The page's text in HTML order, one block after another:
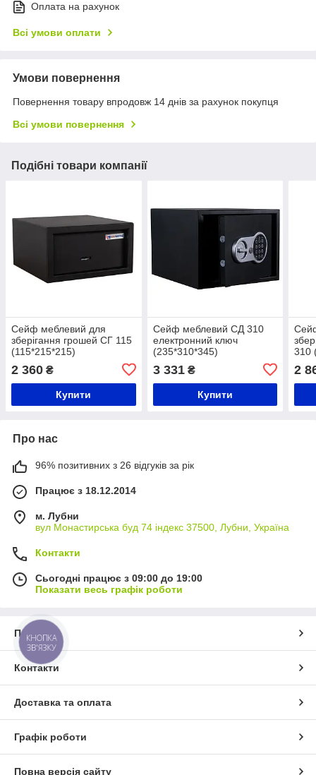
Оплата на рахунок
Всі умови оплати
Умови повернення
Повернення товару впродовж 14 днів за рахунок покупця
Всі умови повернення
Подібні товари компанії
Сейф меблевий для
зберігання грошей СГ 115
(115*215*215)
2 360 ₴
Купити
Сейф меблевий СД 310
електронний ключ
(235*310*345)
3 331₴
Купити
310
2
Про нас
96% позитивних з 26 відгуків за рік
Працює з 18.12.2014
м. Лубни
вул Монастирська буд 74 індекс 37500, Лубни, Україна
Контакти
Сьогодні працює з 09:00 до 19:00
Показати весь графік роботи
Про нас
Контакти
Доставка та оплата
Графік роботи
Повна версія сайту
КНОПКА
ЗВ'ЯЗКУ